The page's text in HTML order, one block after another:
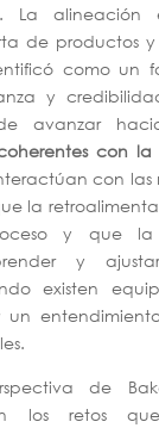
La
de productos
como un
y
avanzar
con la
con las
la
y que
y
existen
un
de
los retos